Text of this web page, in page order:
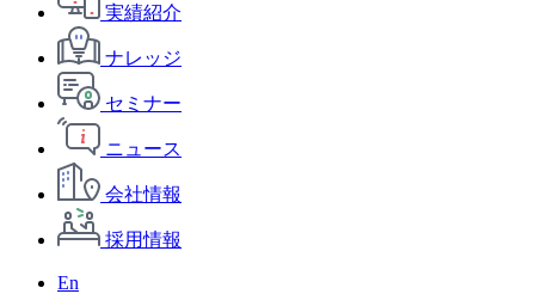
実績紹介
ナレッジ
セミナー
ニュース
会社情報
採用情報
En